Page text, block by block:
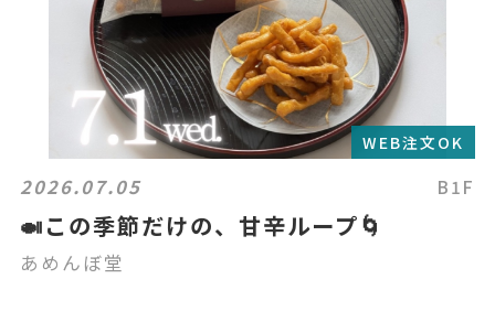
WEB注文OK
2026.07.05 B1F
🍛この季節だけの、甘辛ループ🌀
あめんぼ堂